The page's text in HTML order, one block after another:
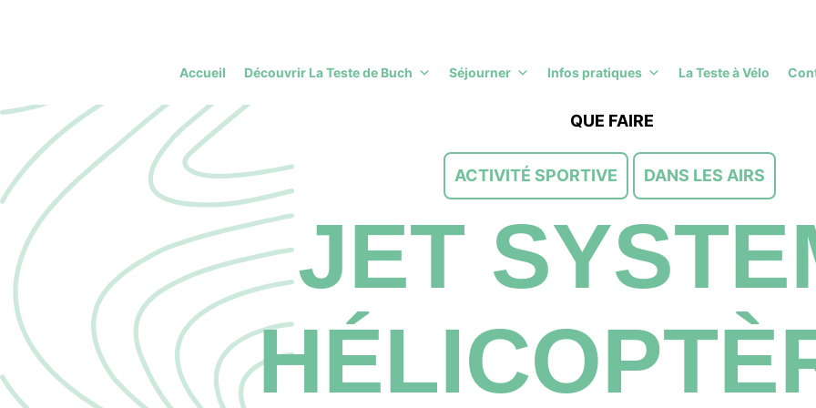
Accueil Découvrir La Teste de Buch Séjourner Infos pratiques La Teste à Vélo
QUE FAIRE
ACTIVITÉ SPORTIVE DANS LES AIRS
JET